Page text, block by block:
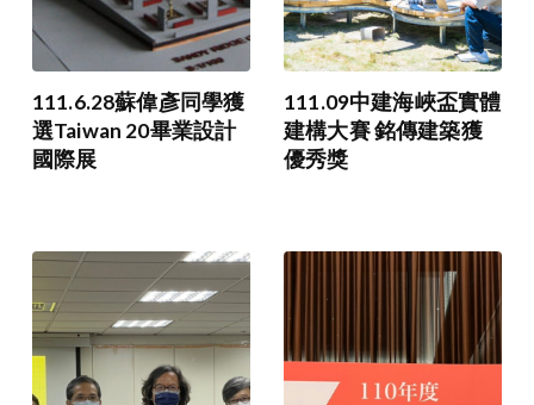
111.6.28蘇偉彥同學獲
選Taiwan 20畢業設計
國際展
111.09中建海峽盃實體
建構大賽 銘傳建築獲
優秀獎